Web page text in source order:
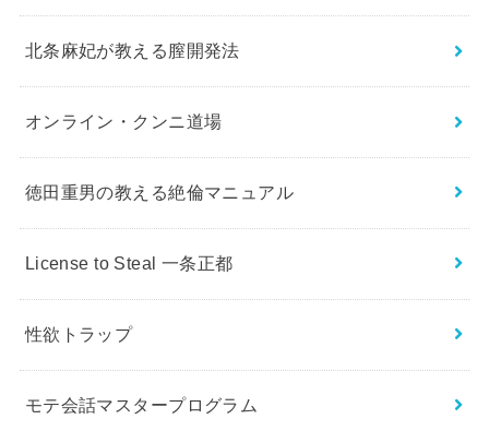
北条麻妃が教える膣開発法
オンライン・クンニ道場
徳田重男の教える絶倫マニュアル
License to Steal 一条正都
性欲トラップ
モテ会話マスタープログラム